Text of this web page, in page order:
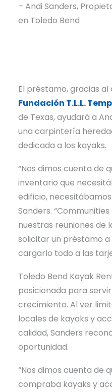
– Andi Sanders,
en Toledo Bend
El préstamo, gracias
Fundación T.L.L.
de Texas, ayudará a
una carpintería
dedicada a los kayaks.
“Nos dimos cuenta de
inventario que
edificio,
Sanders.
nuestras reuniones de
solicitar un préstamo
cargarlo todo a las
Toledo Bend Kayak
posicionada para
crecimiento. Al ver
locales de kayaks y
calidad, Sanders
oportunidad.
“Nos dimos cuenta de
compraba kayaks y